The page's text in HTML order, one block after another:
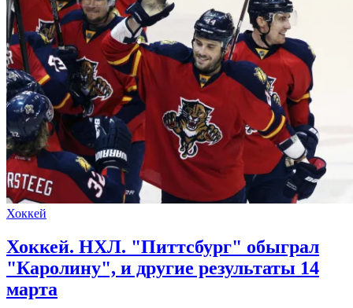
Хоккей
Хоккей. НХЛ. "Питтсбург" обыграл
"Каролину", и другие результаты 14
марта